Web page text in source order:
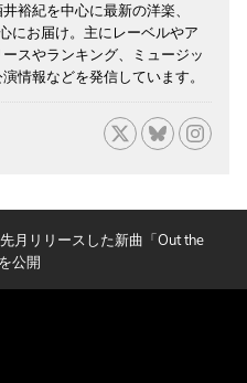
裕紀を中心に最新の洋楽、
にお届け。主にレーベルやア
スやランキング、ミュージッ
情報などを発信しています。
月リリースした新曲「Out the
公開